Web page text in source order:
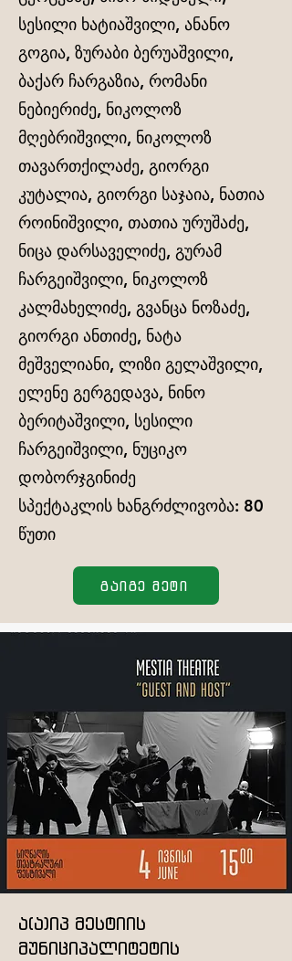
სესილი ხატიაშვილი, ანანო
გოგია, ზურაბი ბერუაშვილი,
ბაქარ ჩარგაზია, რომანი
ნებიერიძე, ნიკოლოზ
მღებრიშვილი, ნიკოლოზ
თავართქილაძე, გიორგი
კუტალია, გიორგი საჯაია, ნათია
როინიშვილი, თათია ურუშაძე,
ნიცა დარსაველიძე, გურამ
ჩარგეიშვილი, ნიკოლოზ
კალმახელიძე, გვანცა ნოზაძე,
გიორგი ანთიძე, ნატა
მეშველიანი, ლიზი გელაშვილი,
ელენე გერგედავა, ნინო
ბერიტაშვილი, სესილი
ჩარგეიშვილი, ნუციკო
დობორჯგინიძე
სპექტაკლის ხანგრძლივობა: 80
წუთი
გაიგე მეტი
ა(ა)იპ მესტიის
მუნიციპალიტეტის